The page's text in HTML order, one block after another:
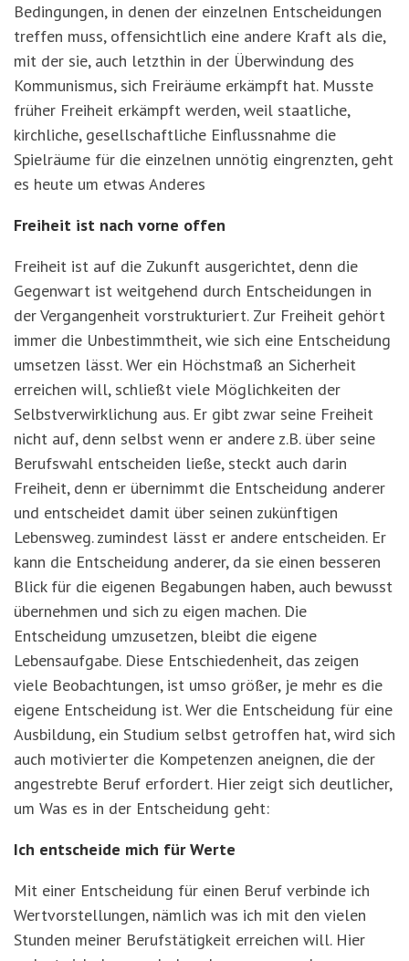
Bedingungen, in denen der einzelnen Entscheidungen
treffen muss, offensichtlich eine andere Kraft als die,
mit der sie, auch letzthin in der Überwindung des
Kommunismus, sich Freiräume erkämpft hat. Musste
früher Freiheit erkämpft werden, weil staatliche,
kirchliche, gesellschaftliche Einflussnahme die
Spielräume für die einzelnen unnötig eingrenzten, geht
es heute um etwas Anderes
Freiheit ist nach vorne offen
Freiheit ist auf die Zukunft ausgerichtet, denn die
Gegenwart ist weitgehend durch Entscheidungen in
der Vergangenheit vorstrukturiert. Zur Freiheit gehört
immer die Unbestimmtheit, wie sich eine Entscheidung
umsetzen lässt. Wer ein Höchstmaß an Sicherheit
erreichen will, schließt viele Möglichkeiten der
Selbstverwirklichung aus. Er gibt zwar seine Freiheit
nicht auf, denn selbst wenn er andere z.B. über seine
Berufswahl entscheiden ließe, steckt auch darin
Freiheit, denn er übernimmt die Entscheidung anderer
und entscheidet damit über seinen zukünftigen
Lebensweg. zumindest lässt er andere entscheiden. Er
kann die Entscheidung anderer, da sie einen besseren
Blick für die eigenen Begabungen haben, auch bewusst
übernehmen und sich zu eigen machen. Die
Entscheidung umzusetzen, bleibt die eigene
Lebensaufgabe. Diese Entschiedenheit, das zeigen
viele Beobachtungen, ist umso größer, je mehr es die
eigene Entscheidung ist. Wer die Entscheidung für eine
Ausbildung, ein Studium selbst getroffen hat, wird sich
auch motivierter die Kompetenzen aneignen, die der
angestrebte Beruf erfordert. Hier zeigt sich deutlicher,
um Was es in der Entscheidung geht:
Ich entscheide mich für Werte
Mit einer Entscheidung für einen Beruf verbinde ich
Wertvorstellungen, nämlich was ich mit den vielen
Stunden meiner Berufstätigkeit erreichen will. Hier